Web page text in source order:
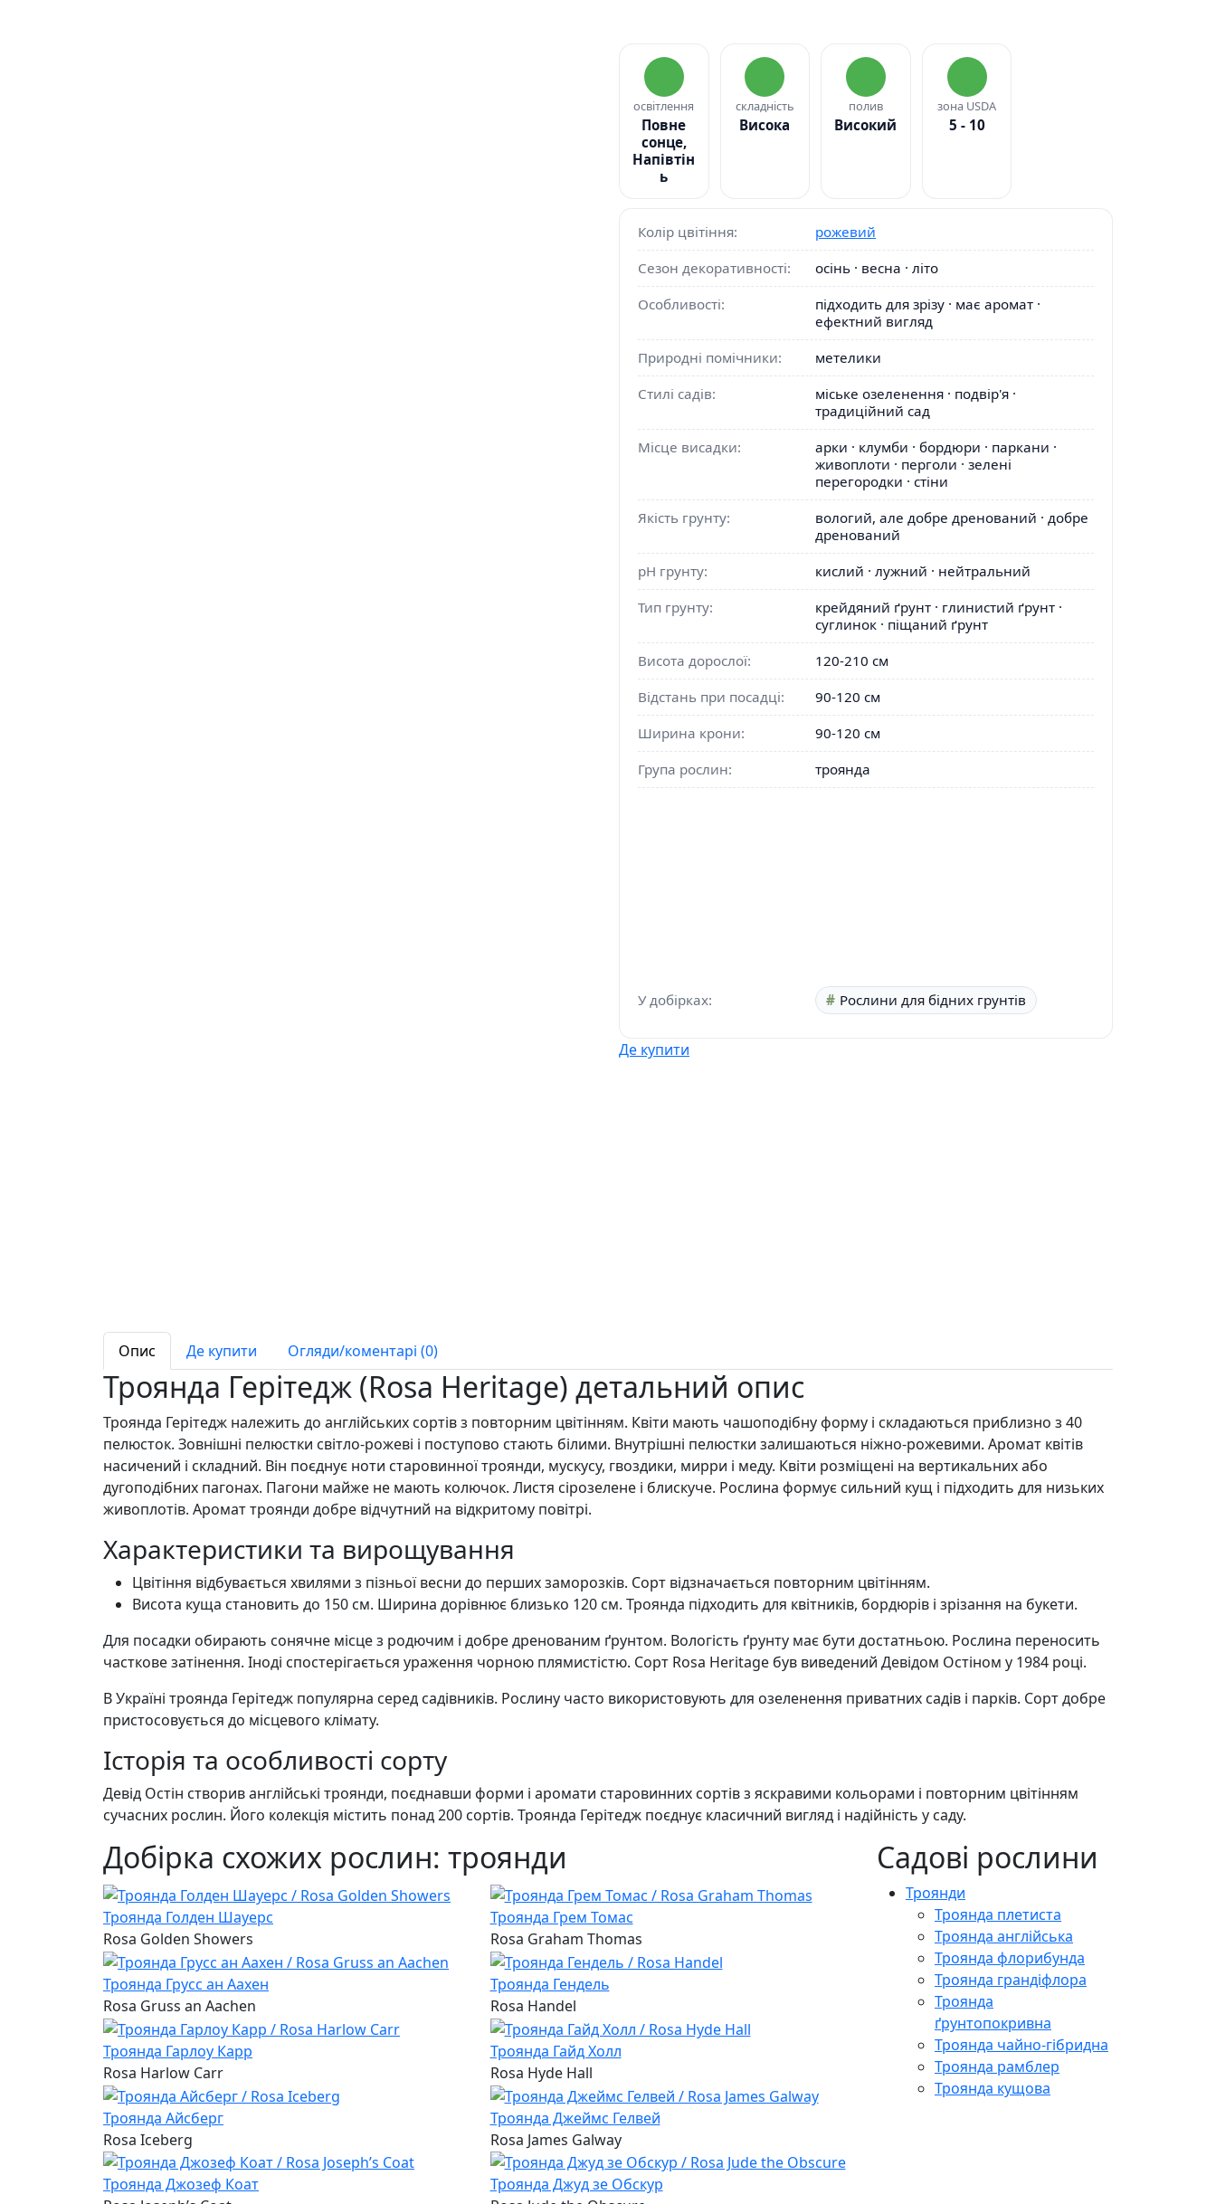
освітлення
Повне
сонце,
Напівтін
ь
складність
Висока
полив
Високий
зона USDA
5 - 10
Колір цвітіння:
рожевий
Сезон декоративності:
осінь · весна · літо
Особливості:
підходить для зрізу · має аромат ·
ефектний вигляд
Природні помічники:
метелики
Стилі садів:
міське озеленення · подвір'я ·
традиційний сад
Місце висадки:
арки · клумби · бордюри · паркани ·
живоплоти · перголи · зелені
перегородки · стіни
Якість грунту:
вологий, але добре дренований · добре
дренований
pH грунту:
кислий · лужний · нейтральний
Тип грунту:
крейдяний ґрунт · глинистий ґрунт ·
суглинок · піщаний ґрунт
Висота дорослої:
120-210 см
Відстань при посадці:
90-120 см
Ширина крони:
90-120 см
Група рослин:
троянда
У добірках: Рослини для бідних грунтів
Де купити
Опис Де купити Огляди/коментарі (0)
Троянда Герітедж (Rosa Heritage) детальний опис
Троянда Герітедж належить до англійських сортів з повторним цвітінням. Квіти мають чашоподібну форму і складаються приблизно з 40
пелюсток. Зовнішні пелюстки світло-рожеві і поступово стають білими. Внутрішні пелюстки залишаються ніжно-рожевими. Аромат квітів
насичений і складний. Він поєднує ноти старовинної троянди, мускусу, гвоздики, мирри і меду. Квіти розміщені на вертикальних або
дугоподібних пагонах. Пагони майже не мають колючок. Листя сірозелене і блискуче. Рослина формує сильний кущ і підходить для низьких
живоплотів. Аромат троянди добре відчутний на відкритому повітрі.
Характеристики та вирощування
Цвітіння відбувається хвилями з пізньої весни до перших заморозків. Сорт відзначається повторним цвітінням.
Висота куща становить до 150 см. Ширина дорівнює близько 120 см. Троянда підходить для квітників, бордюрів і зрізання на букети.
Для посадки обирають сонячне місце з родючим і добре дренованим ґрунтом. Вологість ґрунту має бути достатньою. Рослина переносить
часткове затінення. Іноді спостерігається ураження чорною плямистістю. Сорт Rosa Heritage був виведений Девідом Остіном у 1984 році.
В Україні троянда Герітедж популярна серед садівників. Рослину часто використовують для озеленення приватних садів і парків. Сорт добре
пристосовується до місцевого клімату.
Історія та особливості сорту
Девід Остін створив англійські троянди, поєднавши форми і аромати старовинних сортів з яскравими кольорами і повторним цвітінням
сучасних рослин. Його колекція містить понад 200 сортів. Троянда Герітедж поєднує класичний вигляд і надійність у саду.
Добірка схожих рослин: троянди
Троянда Голден Шауерс
Rosa Golden Showers
Троянда Грем Томас
Rosa Graham Thomas
Троянда Грусс ан Аахен
Rosa Gruss an Aachen
Троянда Гендель
Rosa Handel
Троянда Гарлоу Карр
Rosa Harlow Carr
Троянда Гайд Холл
Rosa Hyde Hall
Троянда Айсберг
Rosa Iceberg
Троянда Джеймс Гелвей
Rosa James Galway
Троянда Джозеф Коат
Троянда Джуд зе Обскур
Садові рослини
Троянди
Троянда плетиста
Троянда англійська
Троянда флорибунда
Троянда грандіфлора
Троянда
ґрунтопокривна
Троянда чайно-гібридна
Троянда рамблер
Троянда кущова